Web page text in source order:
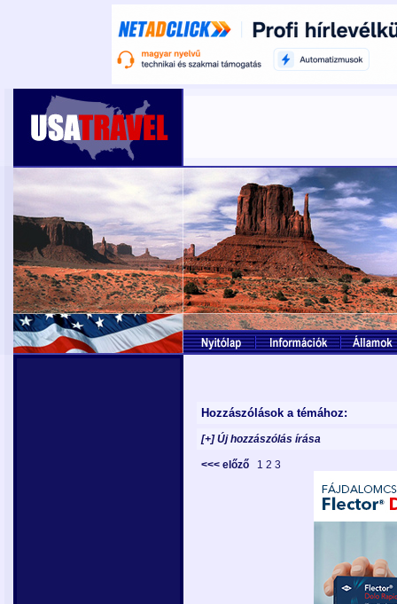
Hozzászólások a témához:
[+] Új hozzászólás írása
<<< előző 1 2 3